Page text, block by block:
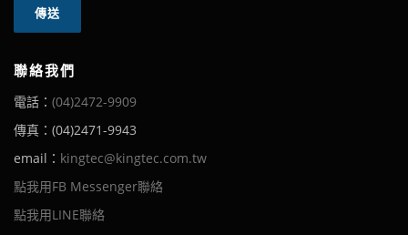
聯絡我們
電話： (04)2472-9909
傳真：(04)2471-9943
email： kingtec@kingtec.com.tw
點我用FB Messenger聯絡
點我用LINE聯絡